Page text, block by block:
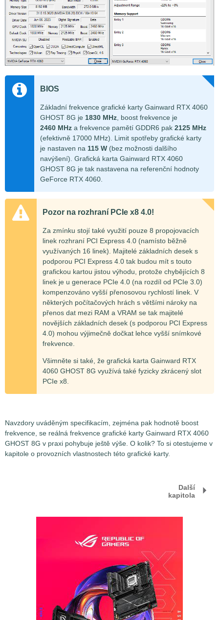
BIOS
Základní frekvence grafické karty Gainward RTX 4060
GHOST 8G je 1830 MHz , boost frekvence je
2460 MHz a frekvence pamětí GDDR6 pak 2125 MHz
(efektivně 17000 MHz). Limit spotřeby grafické karty
je nastaven na 115 W (bez možnosti dalšího
navýšení). Grafická karta Gainward RTX 4060
GHOST 8G je tak nastavena na referenční hodnoty
GeForce RTX 4060.
Pozor na rozhraní PCIe x8 4.0!
Za zmínku stojí také využití pouze 8 propojovacích
linek rozhraní PCI Express 4.0 (namísto běžně
využívaných 16 linek). Majitelé základních desek s
podporou PCI Express 4.0 tak budou mít s touto
grafickou kartou jistou výhodu, protože chybějících 8
linek je u generace PCIe 4.0 (na rozdíl od PCIe 3.0)
kompenzováno vyšší přenosovou rychlostí linek. V
některých počítačových hrách s většími nároky na
přenos dat mezi RAM a VRAM se tak majitelé
novějších základních desek (s podporou PCI Express
4.0) mohou výjimečně dočkat lehce vyšší snímkové
frekvence.
Všimněte si také, že grafická karta Gainward RTX
4060 GHOST 8G využívá také fyzicky zkrácený slot
PCIe x8.
Navzdory uváděným specifikacím, zejména pak hodnotě boost
frekvence, se reálná frekvence grafické karty Gainward RTX 4060
GHOST 8G v praxi pohybuje ještě výše. O kolik? To si otestujeme v
kapitole o provozních vlastnostech této grafické karty.
Další
kapitola